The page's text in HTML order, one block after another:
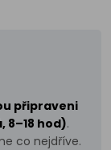
připraveni
8–18 hod).
co nejdříve.